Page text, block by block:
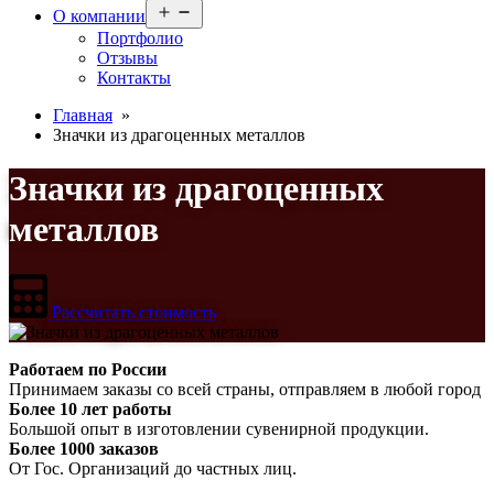
О компании
Портфолио
Отзывы
Контакты
Главная »
Значки из драгоценных металлов
Значки из драгоценных
металлов
Рассчитать стоимость
Работаем по России
Принимаем заказы со всей страны, отправляем в любой город
Более 10 лет работы
Большой опыт в изготовлении сувенирной продукции.
Более 1000 заказов
От Гос. Организаций до частных лиц.